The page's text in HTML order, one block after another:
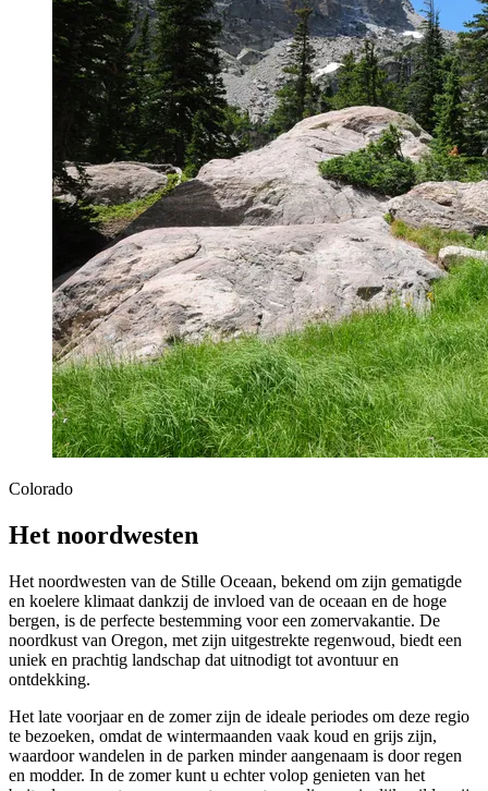
Colorado
Het noordwesten
Het noordwesten van de Stille Oceaan, bekend om zijn gematigde
en koelere klimaat dankzij de invloed van de oceaan en de hoge
bergen, is de perfecte bestemming voor een zomervakantie. De
noordkust van Oregon, met zijn uitgestrekte regenwoud, biedt een
uniek en prachtig landschap dat uitnodigt tot avontuur en
ontdekking.
Het late voorjaar en de zomer zijn de ideale periodes om deze regio
te bezoeken, omdat de wintermaanden vaak koud en grijs zijn,
waardoor wandelen in de parken minder aangenaam is door regen
en modder. In de zomer kunt u echter volop genieten van het